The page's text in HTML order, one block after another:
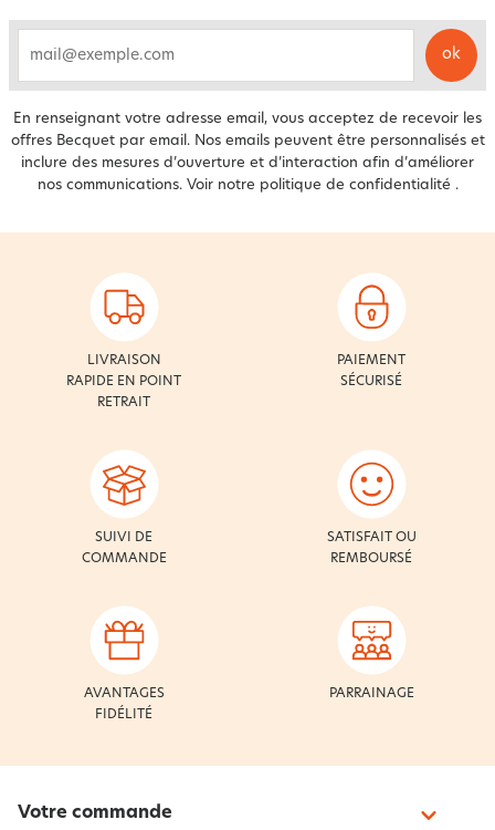
ok
En renseignant votre adresse email, vous acceptez de recevoir les
offres Becquet par email. Nos emails peuvent être personnalisés et
inclure des mesures d’ouverture et d’interaction afin d’améliorer
nos communications. Voir notre politique de confidentialité .
LIVRAISON
RAPIDE EN POINT
RETRAIT
PAIEMENT
SÉCURISÉ
SUIVI DE
COMMANDE
SATISFAIT OU
REMBOURSÉ
AVANTAGES
FIDÉLITÉ
PARRAINAGE
Votre commande